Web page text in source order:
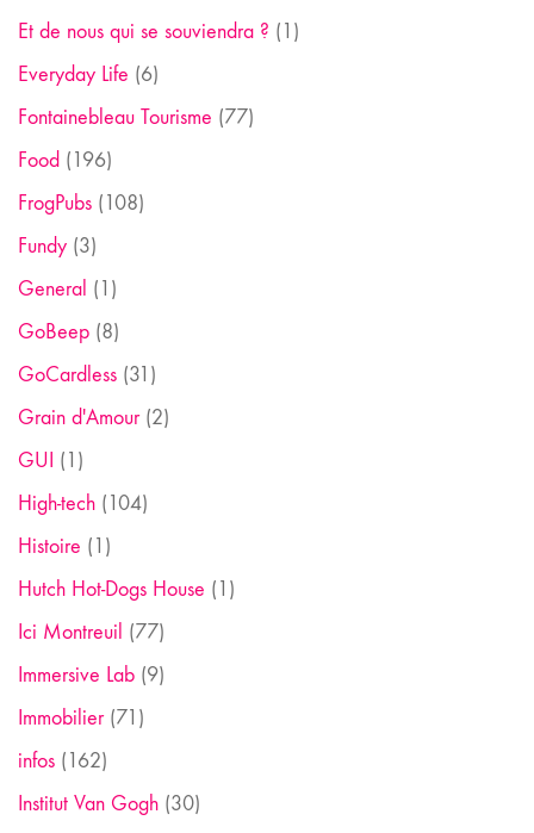
Et de nous qui se souviendra ? (1)
Everyday Life (6)
Fontainebleau Tourisme (77)
Food (196)
FrogPubs (108)
Fundy (3)
General (1)
GoBeep (8)
GoCardless (31)
Grain d'Amour(2)
GUI (1)
High-tech (104)
Histoire (1)
Hutch Hot-Dogs House (1)
Ici Montreuil (77)
Immersive Lab (9)
Immobilier(71)
infos (162)
Institut Van Gogh (30)